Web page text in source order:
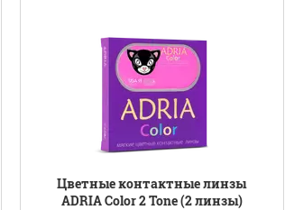
Цветные контактные линзы
ADRIA Color 2 Tone (2 линзы)